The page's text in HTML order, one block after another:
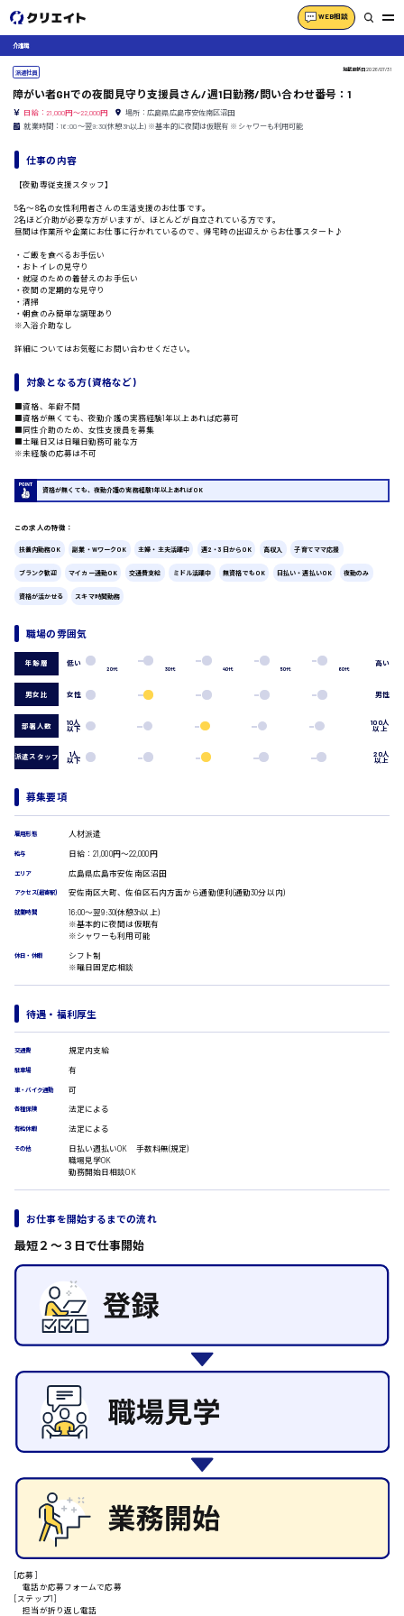
WEB相談
製造・軽作業・物流系
組立、加工
製造オペレーター
検品・包装・箱詰め
軽作業
フォークリフト
介護・医療系
医師
看護助手
貿易事務
コールセンターオペレーター
一般事務
総務事務
営業事務
受付事務
翻訳、通訳
IT・クリエイティブ系
DTPオペレーター
CADオペレーター
WEBデザイナー
システムエンジニア
プログラマー
経営企画
ラウンダー営業
施設管理・整備
清掃
施工管理
自動車整備士
配送・ドライバー
広島市中区
広島市南区
広島市佐伯区
広島市安佐北区
広島市安芸区
廿日市市
山県郡
安芸太田町
安芸郡
時給1200円～
時給1300円～
時給1400円～
時給1500円以上
時給制すべて
日給9000円～
介護職
派遣社員 掲載更新日2026/07/31
障がい者GHでの夜間見守り支援員さん/週1日勤務/問い合わせ番号：1
日給：21,000円～22,000円
場所：広島県広島市安佐南区沼田
就業時間：16:00〜翌9:30(休憩3h以上) ※基本的に夜間は仮眠有 ※シャワーも利用可能
仕事の内容
【夜勤専従支援スタッフ】
5名〜8名の女性利用者さんの生活支援のお仕事です。
2名ほど介助が必要な方がいますが、ほとんどが自立されている方です。
昼間は作業所や企業にお仕事に行かれているので、帰宅時の出迎えからお仕事スタート♪
・ご飯を食べるお手伝い
・おトイレの見守り
・就寝のための着替えのお手伝い
・夜間の定期的な見守り
・清掃
・朝食のみ簡単な調理あり
※入浴介助なし
詳細についてはお気軽にお問い合わせください。
対象となる方 (資格など)
■資格、年齢不問
■資格が無くても、夜勤介護の実務経験1年以上あれば応募可
■同性介助のため、女性支援員を募集
■土曜日又は日曜日勤務可能な方
※未経験の応募は不可
資格が無くても、夜勤介護の実務経験1年以上あればOK
この求人の特徴：
扶養内勤務OK 副業・WワークOK 主婦・主夫活躍中 週2・3日からOK 高収入 子育てママ応援
ブランク歓迎 マイカー通勤OK 交通費支給 ミドル活躍中 無資格でもOK 日払い・週払いOK 夜勤のみ
資格が活かせる スキマ時間勤務
職場の雰囲気
年齢層 低い
20代 30代 40代 50代 60代
高い
男女比 女性 男性
部署人数 10人
以下
100人
以上
派遣スタッフ 1人
以下
20人
以上
募集要項
雇用形態 人材派遣
給与 日給：21,000円～22,000円
エリア 広島県広島市安佐南区沼田
アクセス(最寄駅) 安佐南区大町、佐伯区石内方面から通勤便利(通勤30分以内)
就業時間
16:00〜翌9:30(休憩3h以上)
※基本的に夜間は仮眠有
※シャワーも利用可能
休日・休暇
シフト制
※曜日固定応相談
待遇・福利厚生
交通費 規定内支給
駐車場 有
車・バイク通勤 可
各種保険 法定による
有給休暇 法定による
その他
日払い週払いOK 手数料無(規定)
職場見学OK
勤務開始日相談OK
お仕事を開始するまでの流れ
最短２〜３日で仕事開始
[応募]
電話か応募フォームで応募
[ステップ1]
担当が折り返し電話